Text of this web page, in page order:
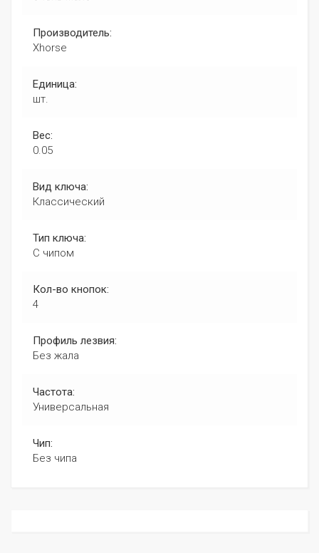
Производитель:
Xhorse
Единица:
шт.
Вес:
0.05
Вид ключа:
Классический
Тип ключа:
С чипом
Кол-во кнопок:
4
Профиль лезвия:
Без жала
Частота:
Универсальная
Чип:
Без чипа